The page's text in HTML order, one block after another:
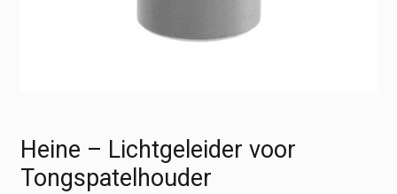
Heine – Lichtgeleider voor
Tongspatelhouder